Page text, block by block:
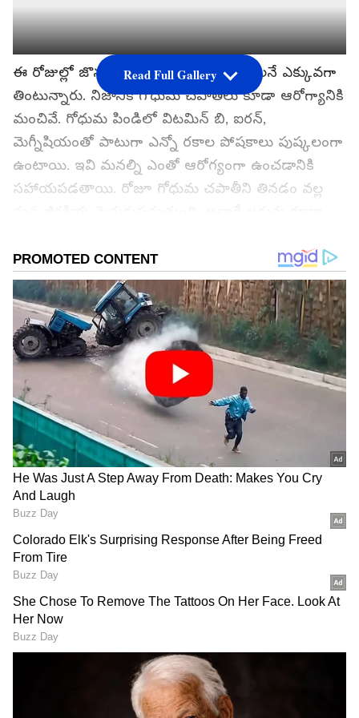
ఈ రోజుల్లో జొన్న రొట్టె కంటే గోధుమ చపాతీలనే ఎక్కువగా
తింటున్నారు. నిజానికి గోధుమ చపాతీలు కూడా ఆరోగ్యానికి
మంచివే. గోధుమ పిండిలో విటమిన్ బి, ఐరన్,
మెగ్నీషియంతో పాటుగా ఎన్నో రకాల పోషకాలు పుష్కలంగా
ఉంటాయి. ఇవి మనల్ని ఎంతో ఆరోగ్యంగా ఉంచడానికి
సహాయపడతాయి. రోజూ గోధుమ చపాతీని తినడం వల్ల
అయితే గోధుమ పిండి కూడా కల్తీ అవుతుందన్న ముచ్చట
మీకు తెలుసా? అవును చాలా మంది గోధుమ పిండిలో
పొట్టును కలుపుతారు. దీనివల్ల పిండి నాణ్యత తగ్గుతుంది.
అలాగే ఈ పిండిలో పోషకాలు కూడా తక్కువగా ఉంటాయి.
నిజానికి ఈ గోధుమ పొట్టులో ఫైబర్ కంటెంట్ ఉంటుది. కానీ
దీనిలో నాణ్యత లేని పొట్టునే కలుపుతారు. దీనివల్ల చపాతీల
రుచి తగ్గుతుంది. అలాగే జీర్ణవ్యవస్థకు సంబంధించిన
సమస్యలు కూడా వస్తాయి. అందుకే గోధుమ పిండి కల్తీ
జరిగిందా? లేదా?అనేది ఎలా తెలుసుకోవాలో ఇప్పుడు
చూద్దాం పదండి.
గూగుల్‌లో ఆసక్తికరమైన సమాచారం కోసం ఏసియానెట్ తెలుగు
Read Full Gallery